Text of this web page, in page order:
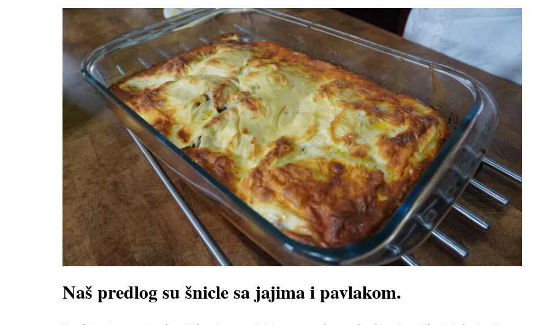
Naš predlog su šnicle sa jajima i pavlakom.